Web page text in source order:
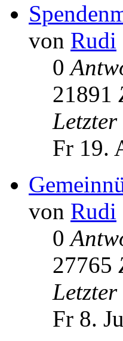
von Rudi
0
21891
Fr 19.
von Rudi
0
27765
Fr 8.